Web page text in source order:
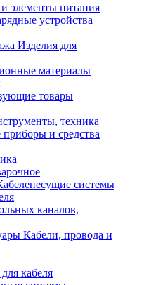
элементы питания
устройства
Изделия для
материалы
товары
техника
и средства
системы
каналов,
Кабели, провода и
кабеля